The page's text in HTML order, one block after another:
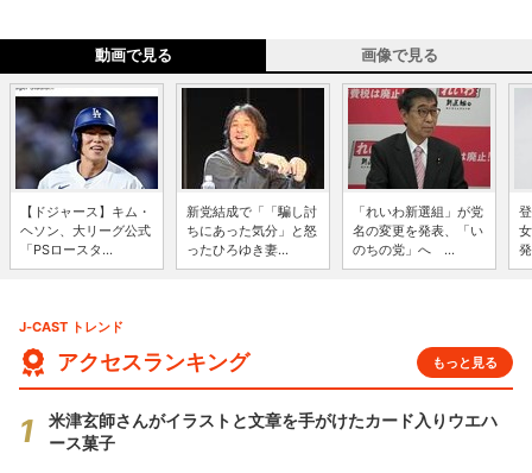
動画で見る 画像で見る
【ドジャース】キム・
ヘソン、大リーグ公式
「PSロースタ...
新党結成で「「騙し討
ちにあった気分」と怒
ったひろゆき妻...
「れいわ新選組」が党
名の変更を発表、「い
のちの党」へ ...
J-CAST トレンド
アクセスランキング もっと見る
米津玄師さんがイラストと文章を手がけたカード入りウエハ
ース菓子